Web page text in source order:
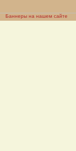
Баннеры на нашем сайте